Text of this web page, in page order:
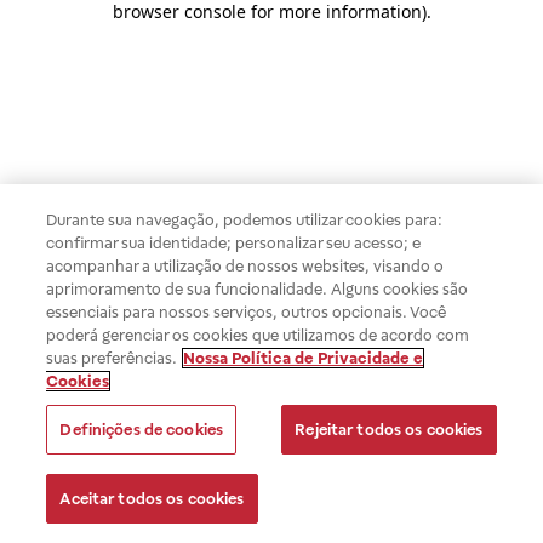
browser console for more information).
Durante sua navegação, podemos utilizar cookies para:
confirmar sua identidade; personalizar seu acesso; e
acompanhar a utilização de nossos websites, visando o
aprimoramento de sua funcionalidade. Alguns cookies são
essenciais para nossos serviços, outros opcionais. Você
poderá gerenciar os cookies que utilizamos de acordo com
suas preferências. Nossa Política de Privacidade e
Cookies
Definições de cookies Rejeitar todos os cookies
Aceitar todos os cookies